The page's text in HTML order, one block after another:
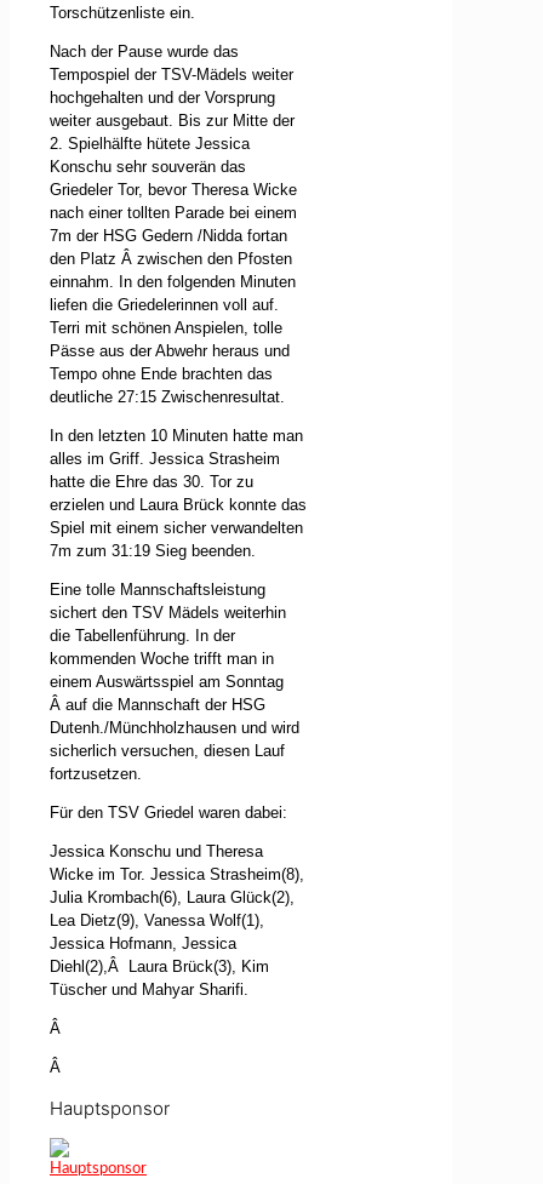
Torschützenliste ein.
Nach der Pause wurde das
Tempospiel der TSV-Mädels weiter
hochgehalten und der Vorsprung
weiter ausgebaut. Bis zur Mitte der
2. Spielhälfte hütete Jessica
Konschu sehr souverän das
Griedeler Tor, bevor Theresa Wicke
nach einer tollten Parade bei einem
7m der HSG Gedern /Nidda fortan
den Platz Â zwischen den Pfosten
einnahm. In den folgenden Minuten
liefen die Griedelerinnen voll auf.
Terri mit schönen Anspielen, tolle
Pässe aus der Abwehr heraus und
Tempo ohne Ende brachten das
deutliche 27:15 Zwischenresultat.
In den letzten 10 Minuten hatte man
alles im Griff. Jessica Strasheim
hatte die Ehre das 30. Tor zu
erzielen und Laura Brück konnte das
Spiel mit einem sicher verwandelten
7m zum 31:19 Sieg beenden.
Eine tolle Mannschaftsleistung
sichert den TSV Mädels weiterhin
die Tabellenführung. In der
kommenden Woche trifft man in
einem Auswärtsspiel am Sonntag
Â auf die Mannschaft der HSG
Dutenh./Münchholzhausen und wird
sicherlich versuchen, diesen Lauf
fortzusetzen.
Für den TSV Griedel waren dabei:
Jessica Konschu und Theresa
Wicke im Tor. Jessica Strasheim(8),
Julia Krombach(6), Laura Glück(2),
Lea Dietz(9), Vanessa Wolf(1),
Jessica Hofmann, Jessica
Diehl(2), Â
Laura Brück(3), Kim
Tüscher und Mahyar Sharifi.
Â
Â
Hauptsponsor